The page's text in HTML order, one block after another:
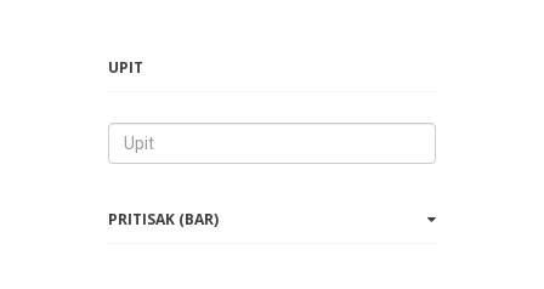
UPIT
PRITISAK (BAR)